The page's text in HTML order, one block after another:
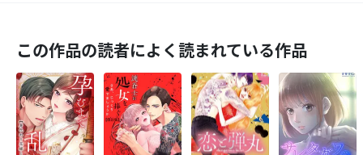
この作品の読者によく読まれている作品